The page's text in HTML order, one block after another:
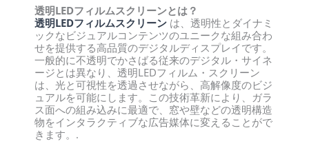
透明LEDフィルムスクリーンとは？
透明LEDフィルムスクリーン は、透明性とダイナミ
ックなビジュアルコンテンツのユニークな組み合わ
せを提供する高品質のデジタルディスプレイです。
一般的に不透明でかさばる従来のデジタル・サイネ
ージとは異なり、透明LEDフィルム・スクリーン
は、光と可視性を透過させながら、高解像度のビジ
ュアルを可能にします。この技術革新により、ガラ
ス面への組み込みに最適で、窓や壁などの透明構造
物をインタラクティブな広告媒体に変えることがで
きます。.